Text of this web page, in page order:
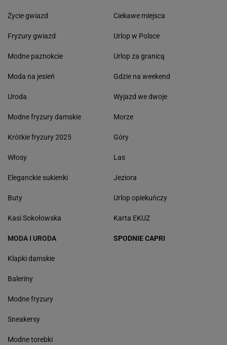
Życie gwiazd
Fryzury gwiazd
Modne paznokcie
Moda na jesień
Uroda
Modne fryzury damskie
Krótkie fryzury 2025
Włosy
Eleganckie sukienki
Buty
Kasi Sokołowska
Ciekawe miejsca
Urlop w Polsce
Urlop za granicą
Gdzie na weekend
Wyjazd we dwoje
Morze
Góry
Las
Jeziora
Urlop opiekuńczy
Karta EKUZ
MODA I URODA
Klapki damskie
Baleriny
Modne fryzury
Sneakersy
Modne torebki
SPODNIE CAPRI